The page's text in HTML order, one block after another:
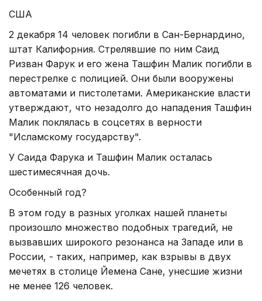
США
2 декабря 14 человек погибли в Сан-Бернардино,
штат Калифорния. Стрелявшие по ним Саид
Ризван Фарук и его жена Ташфин Малик погибли в
перестрелке с полицией. Они были вооружены
автоматами и пистолетами. Американские власти
утверждают, что незадолго до нападения Ташфин
Малик поклялась в соцсетях в верности
"Исламскому государству".
У Саида Фарука и Ташфин Малик осталась
шестимесячная дочь.
Особенный год?
В этом году в разных уголках нашей планеты
произошло множество подобных трагедий, не
вызвавших широкого резонанса на Западе или в
России, - таких, например, как взрывы в двух
мечетях в столице Йемена Сане, унесшие жизни
не менее 126 человек.